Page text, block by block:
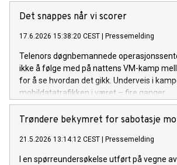
Det snappes når vi scorer
17.6.2026 15:38:20 CEST Pressemelding
Telenors døgnbemannede
ikke å følge med på nattens VM-kamp
for å se hvordan det gikk. Underveis i
mobildatatrafikken i været – fire ganger.
Trøndere bekymret for sabotasje
21.5.2026 13:14:12 CEST Pressemelding
I en spørreundersøkelse utført på vegne